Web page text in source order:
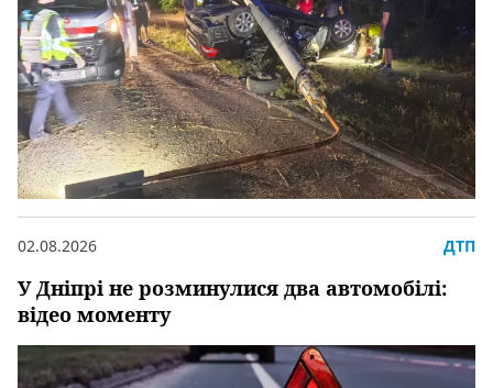
У Дніпрі не розминулися два автомобілі:
відео моменту
02.08.2026 ДТП